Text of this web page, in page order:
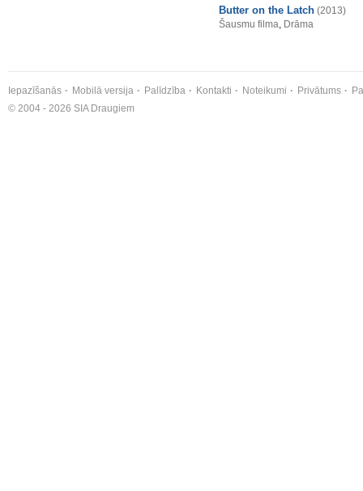
Butter on the Latch (2013)
Šausmu filma, Drāma
Iepazīšanās Mobilā versija Palīdzība Kontakti Noteikumi Privātums
© 2004 - 2026 SIA Draugiem